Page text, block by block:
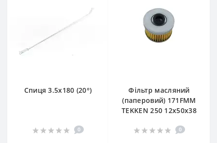
Спиця 3.5х180 (20°)
0
Фільтр масляний
(паперовий) 171FMM
TEKKEN 250 12х50х38
0